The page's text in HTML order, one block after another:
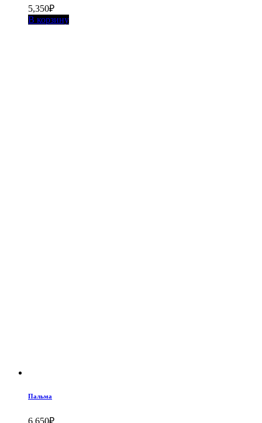
5,350₽
В корзину
Пальма
6,650₽